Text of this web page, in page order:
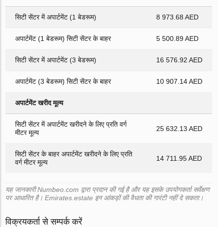
सिटी सेंटर में अपार्टमेंट (1 बेडरूम) 8 973.68 AED
अपार्टमेंट (1 बेडरूम) सिटी सेंटर के बाहर 5 500.89 AED
सिटी सेंटर में अपार्टमेंट (3 बेडरूम) 16 576.92 AED
अपार्टमेंट (3 बेडरूम) सिटी सेंटर के बाहर 10 907.14 AED
अपार्टमेंट खरीद मूल्य
सिटी सेंटर में अपार्टमेंट खरीदने के लिए प्रति वर्ग
मीटर मूल्य
25 632.13 AED
सिटी सेंटर के बाहर अपार्टमेंट खरीदने के लिए प्रति
वर्ग मीटर मूल्य
14 711.95 AED
यह जानकारी Numbeo.com द्वारा प्रदान की गई है और यह इसके उपयोगकर्ता सर्वेक्षण
पर आधारित है। Emirates.estate इन आंकड़ों की वैधता की गारंटी नहीं दे सकता।
विक्रयकर्ता से सम्पर्क करें